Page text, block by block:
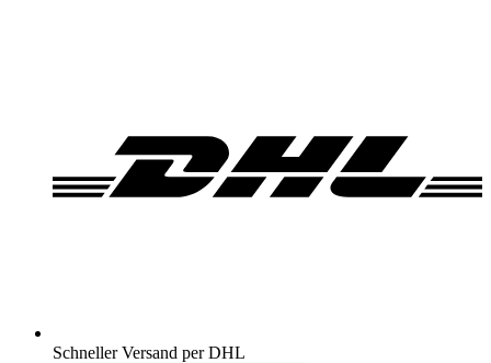
Schneller Versand per DHL